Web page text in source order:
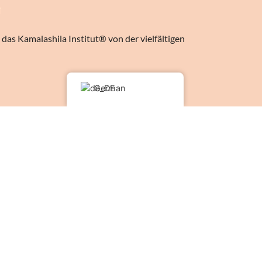
Kamalashila Institut® von der vielfältigen
German